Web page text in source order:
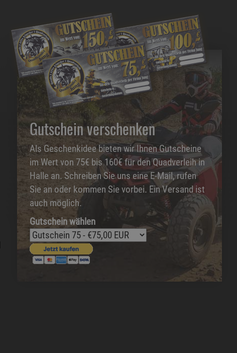
Gutschein verschenken
Als Geschenkidee bieten wir Ihnen Gutscheine
im Wert von 75€ bis 160€ für den Quadverleih in
Halle an. Schreiben Sie uns eine E-Mail, rufen
Sie an oder kommen Sie vorbei. Ein Versand ist
auch möglich.
Gutschein wählen